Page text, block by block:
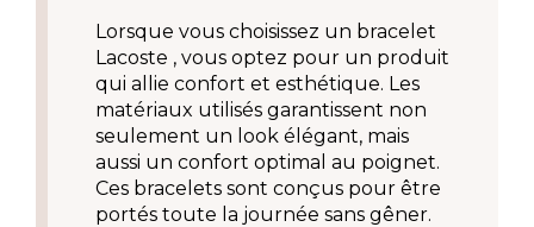
Lorsque vous choisissez un bracelet
Lacoste , vous optez pour un produit
qui allie confort et esthétique. Les
matériaux utilisés garantissent non
seulement un look élégant, mais
aussi un confort optimal au poignet.
Ces bracelets sont conçus pour être
portés toute la journée sans gêner.